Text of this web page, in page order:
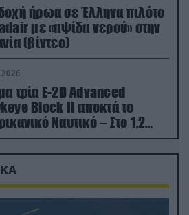
ήρωα σε Έλληνα πιλότο
με «αψίδα νερού» στην
(βίντεο)
τρία E-2D Advanced
Block II αποκτά το
Ναυτικό – Στο 1,2
το κόστος